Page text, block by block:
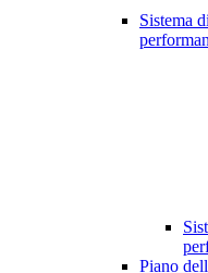
Sistema
Piano